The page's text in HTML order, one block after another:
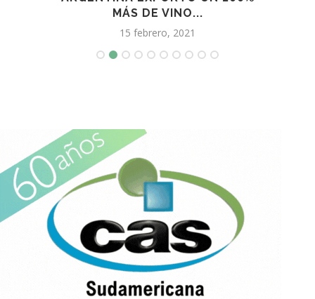
MÁS DE VINO...
15 febrero, 2021